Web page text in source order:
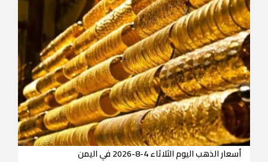
أسعار الذهب اليوم الثلاثاء 4-8-2026 في اليمن